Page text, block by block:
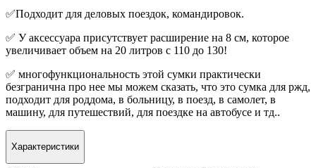
✅Подходит для деловых поездок, командировок.
✅ У аксессуара присутствует расширение на 8 см, которое
увеличивает объем на 20 литров с 110 до 130!
✅ многофункциональность этой сумки практически
безгранична про нее мы можем сказать, что это сумка для ржд,
подходит для роддома, в больницу, в поезд, в самолет, в
машину, для путешествий, для поездке на автобусе и тд..
Характеристики